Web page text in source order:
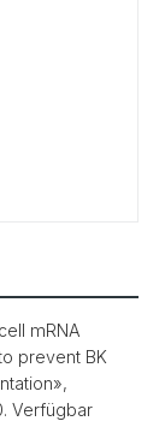
mRNA
prevent BK
Verfügbar